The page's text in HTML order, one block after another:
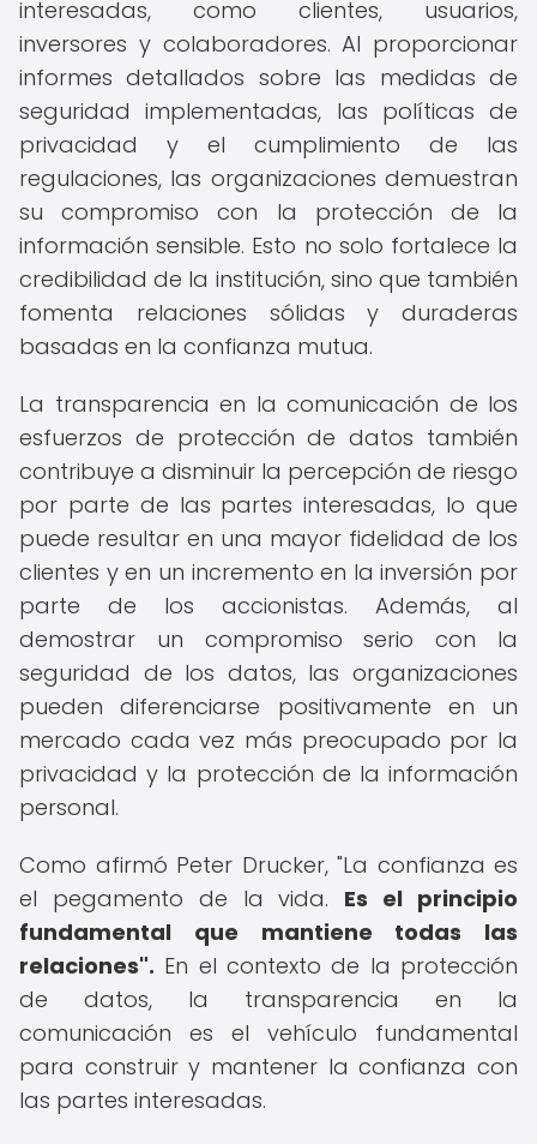
interesadas, como clientes, usuarios,
inversores y colaboradores. Al proporcionar
informes detallados sobre las medidas de
seguridad implementadas, las políticas de
privacidad y el cumplimiento de las
regulaciones, las organizaciones demuestran
su compromiso con la protección de la
información sensible. Esto no solo fortalece la
credibilidad de la institución, sino que también
fomenta relaciones sólidas y duraderas
basadas en la confianza mutua.
La transparencia en la comunicación de los
esfuerzos de protección de datos también
contribuye a disminuir la percepción de riesgo
por parte de las partes interesadas, lo que
puede resultar en una mayor fidelidad de los
clientes y en un incremento en la inversión por
parte de los accionistas. Además, al
demostrar un compromiso serio con la
seguridad de los datos, las organizaciones
pueden diferenciarse positivamente en un
mercado cada vez más preocupado por la
privacidad y la protección de la información
personal.
Como afirmó Peter Drucker, "La confianza es
el pegamento de la vida. Es el principio
fundamental que mantiene todas las
relaciones". En el contexto de la protección
de datos, la transparencia en la
comunicación es el vehículo fundamental
para construir y mantener la confianza con
las partes interesadas.